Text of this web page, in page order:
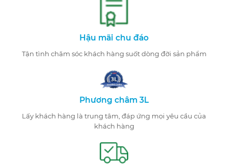
Hậu mãi chu đáo
Tận tình chăm sóc khách hàng suốt dòng đời sản phẩm
Phương châm 3L
Lấy khách hàng là trung tâm, đáp ứng mọi yêu cầu của
khách hàng